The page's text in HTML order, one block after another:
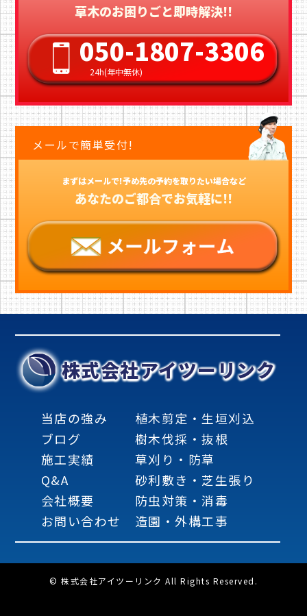
草木のお困りごと即時解決!!
050-1807-3306
24h(年中無休)
メールで簡単受付!
まずはメールで!予め先の予約を取りたい場合など
あなたのご都合でお気軽に!!
株式会社アイツーリンク
当店の強み
ブログ
施工実績
Q&A
会社概要
お問い合わせ
植木剪定・生垣刈込
樹木伐採・抜根
草刈り・防草
砂利敷き・芝生張り
防虫対策・消毒
造園・外構工事
© 株式会社アイツーリンク All Rights Reserved.